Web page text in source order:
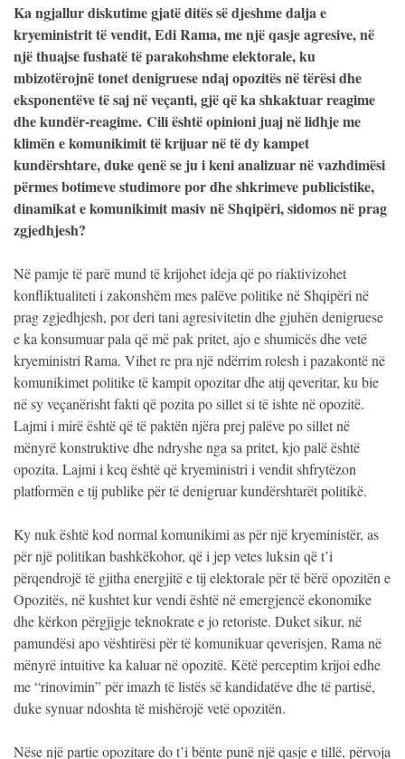
Ka ngjallur diskutime gjatë ditës së djeshme dalja e
kryeministrit të vendit, Edi Rama, me një qasje agresive, në
një thuajse fushatë të parakohshme elektorale, ku
mbizotërojnë tonet denigruese ndaj opozitës në tërësi dhe
eksponentëve të saj në veçanti, gjë që ka shkaktuar reagime
dhe kundër-reagime. Cili është opinioni juaj në lidhje me
klimën e komunikimit të krijuar në të dy kampet
kundërshtare, duke qenë se ju i keni analizuar në vazhdimësi
përmes botimeve studimore por dhe shkrimeve publicistike,
dinamikat e komunikimit masiv në Shqipëri, sidomos në prag
zgjedhjesh?
Në pamje të parë mund të krijohet ideja që po riaktivizohet
konfliktualiteti i zakonshëm mes palëve politike në Shqipëri në
prag zgjedhjesh, por deri tani agresivitetin dhe gjuhën denigruese
e ka konsumuar pala që më pak pritet, ajo e shumicës dhe vetë
kryeministri Rama. Vihet re pra një ndërrim rolesh i pazakontë në
komunikimet politike të kampit opozitar dhe atij qeveritar, ku bie
në sy veçanërisht fakti që pozita po sillet si të ishte në opozitë.
Lajmi i mirë është që të paktën njëra prej palëve po sillet në
mënyrë konstruktive dhe ndryshe nga sa pritet, kjo palë është
opozita. Lajmi i keq është që kryeministri i vendit shfrytëzon
platformën e tij publike për të denigruar kundërshtarët politikë.
Ky nuk është kod normal komunikimi as për një kryeministër, as
për një politikan bashkëkohor, që i jep vetes luksin që t’i
përqendrojë të gjitha energjitë e tij elektorale për të bërë opozitën e
Opozitës, në kushtet kur vendi është në emergjencë ekonomike
dhe kërkon përgjigje teknokrate e jo retoriste. Duket sikur, në
pamundësi apo vështirësi për të komunikuar qeverisjen, Rama në
mënyrë intuitive ka kaluar në opozitë. Këtë perceptim krijoi edhe
me “rinovimin” për imazh të listës së kandidatëve dhe të partisë,
duke synuar ndoshta të mishërojë vetë opozitën.
Nëse një partie opozitare do t’i bënte punë një qasje e tillë, përvoja